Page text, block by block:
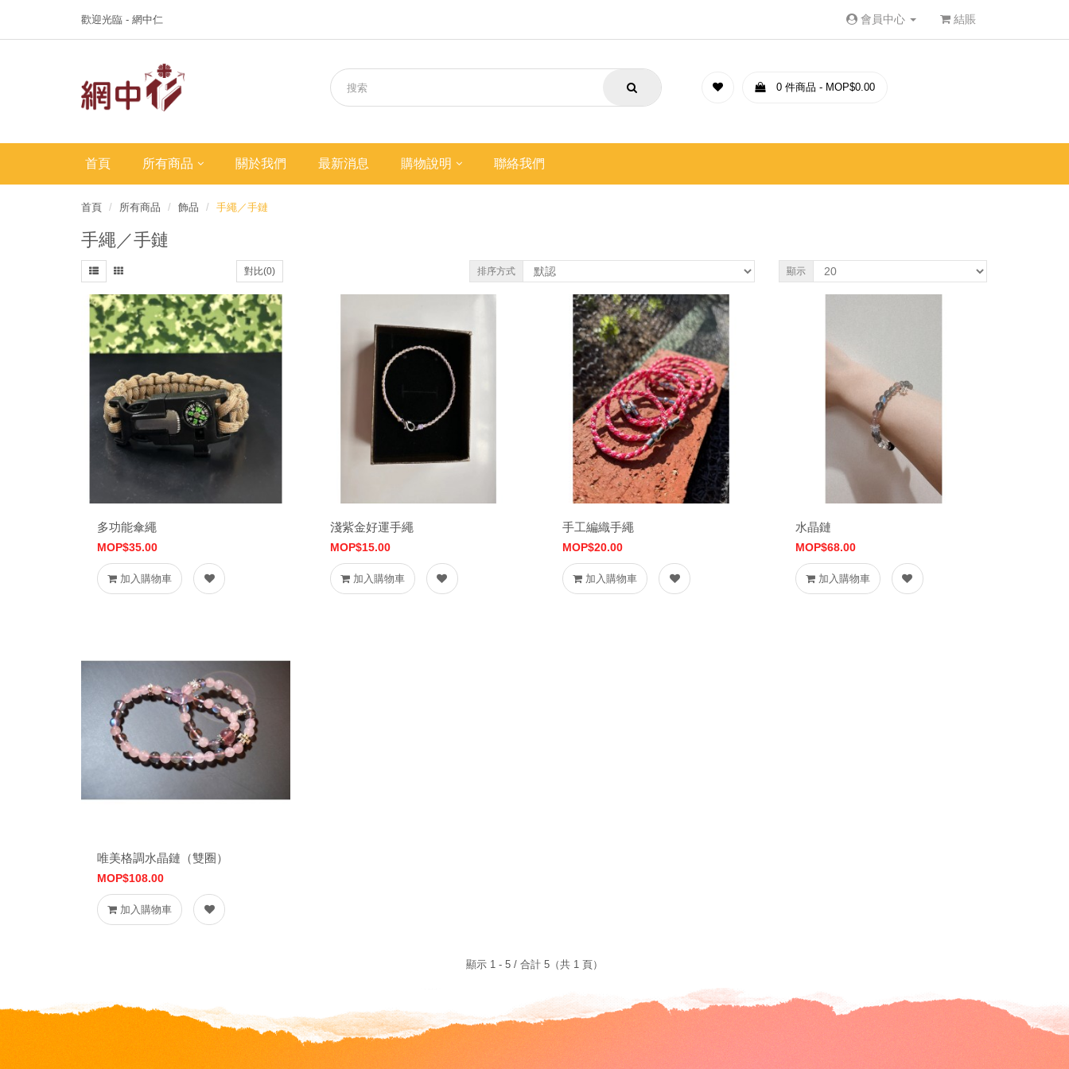
歡迎光臨 - 網中仁 會員中心 結賬
0 件商品 - MOP$0.00
首頁 所有商品 關於我們 最新消息 購物說明 聯絡我們
首頁 所有商品 飾品 手繩／手鏈
手繩／手鏈
對比(0) 排序方式 顯示
多功能傘繩
MOP$35.00
加入購物車
淺紫金好運手繩
MOP$15.00
加入購物車
手工編織手繩
MOP$20.00
加入購物車
水晶鏈
MOP$68.00
加入購物車
唯美格調水晶鏈（雙圈）
MOP$108.00
加入購物車
顯示 1 - 5 / 合計 5（共 1 頁）